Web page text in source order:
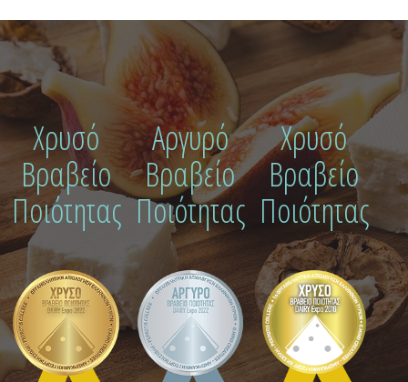
Χρυσό
Βραβείο
Ποιότητας
Αργυρό
Βραβείο
Ποιότητας
Χρυσό
Βραβείο
Ποιότητας